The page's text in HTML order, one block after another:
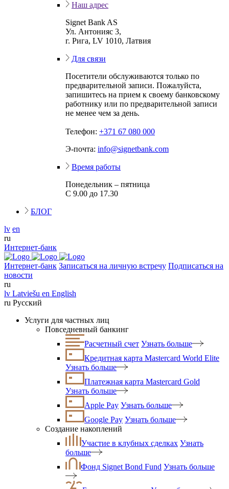
Наш адрес
Signet Bank AS
Ул. Антонияс 3,
г. Рига, LV 1010, Латвия
Для связи
Посетители обслуживаются только по
предварительной записи. Пожалуйста,
запишитесь на прием к своему банковскому
работнику или по предварительной записи
не менее чем за день.
Телефон: +371 67 080 000
Э-почта: info@signetbank.com
Время работы
Понедельник – пятница
С 9.00 до 17.30
БЛОГ
lv en
ru
Интернет-банк
Интернет-банк Записаться на личную встречу Подписаться на
новости
ru
lv Latviešu en English
ru Русский
Услуги для частных лиц
Повседневный банкинг
Расчетный счет Узнать больше
Кредитная карта Mastercard World Elite
Узнать больше
Платежная карта Mastercard Gold
Узнать больше
Apple Pay Узнать больше
Google Pay Узнать больше
Создание накоплений
Участие в клубных сделках Узнать
больше
Фонд Signet Bond Fund Узнать больше